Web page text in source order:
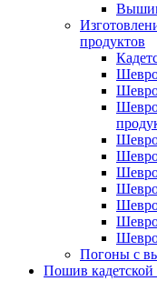
продуктов
Погоны с
Пошив